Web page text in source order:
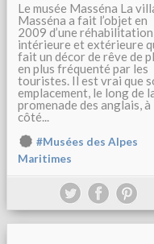
Le musée Masséna La
Masséna a fait l’objet en
2009 d’une réhabilitation
intérieure et extérieure
fait un décor de rêve de
en plus fréquenté par les
touristes. Il est vrai que
emplacement, le long de
promenade des anglais, à
côté...
#Musées des Alpes
Maritimes